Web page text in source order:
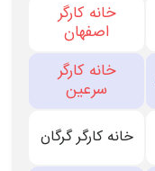
خانه کارگر
اصفهان
خانه کارگر
سرعین
خانه کارگر گرگان